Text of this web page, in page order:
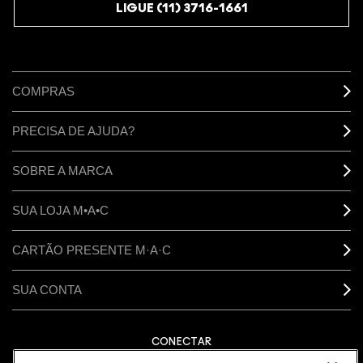
LIGUE (11) 3716-1661
COMPRAS
PRECISA DE AJUDA?
SOBRE A MARCA
SUA LOJA M•A•C
CARTÃO PRESENTE M·A·C
SUA CONTA
CONECTAR